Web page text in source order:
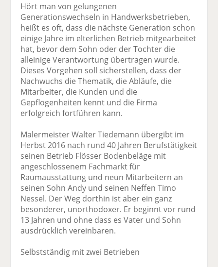
Hört man von gelungenen
Generationswechseln in Handwerksbetrieben,
heißt es oft, dass die nächste Generation schon
einige Jahre im elterlichen Betrieb mitgearbeitet
hat, bevor dem Sohn oder der Tochter die
alleinige Verantwortung übertragen wurde.
Dieses Vorgehen soll sicherstellen, dass der
Nachwuchs die Thematik, die Abläufe, die
Mitarbeiter, die Kunden und die
Gepflogenheiten kennt und die Firma
erfolgreich fortführen kann.
Malermeister Walter Tiedemann übergibt im
Herbst 2016 nach rund 40 Jahren Berufstätigkeit
seinen Betrieb Flösser Bodenbeläge mit
angeschlossenem Fachmarkt für
Raumausstattung und neun Mitarbeitern an
seinen Sohn Andy und seinen Neffen Timo
Nessel. Der Weg dorthin ist aber ein ganz
besonderer, unorthodoxer. Er beginnt vor rund
13 Jahren und ohne dass es Vater und Sohn
ausdrücklich vereinbaren.
Selbstständig mit zwei Betrieben